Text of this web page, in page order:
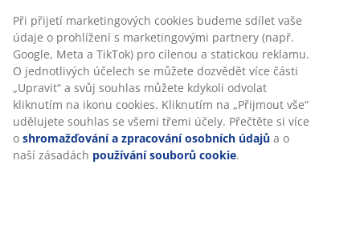
Při přijetí marketingových cookies budeme sdílet vaše
údaje o prohlížení s marketingovými partnery (např.
Google, Meta a TikTok) pro cílenou a statickou reklamu.
O jednotlivých účelech se můžete dozvědět více části
„Upravit“ a svůj souhlas můžete kdykoli odvolat
kliknutím na ikonu cookies. Kliknutím na „Přijmout vše“
udělujete souhlas se všemi třemi účely. Přečtěte si více
o shromažďování a zpracování osobních údajů a o
naší zásadách používání souborů cookie.